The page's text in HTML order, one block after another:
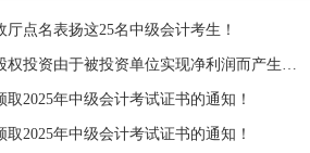
厅点名表扬这25名中级会计考生！
投资由于被投资单位实现净利润而产生的变动？
取2025年中级会计考试证书的通知！
2025年中级会计考试证书的通知！